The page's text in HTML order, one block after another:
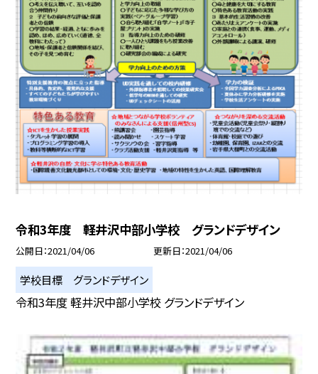
令和3年度 軽井沢中部小学校 グランドデザイン
公開日 2021/04/06 更新日 2021/04/06
学校目標 グランドデザイン
令和3年度 軽井沢中部小学校 グランドデザイン